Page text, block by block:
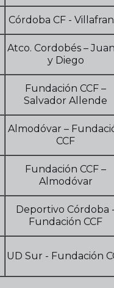
Córdoba CF -
Atco. Cordobés –
y Diego
Fundación CCF –
Salvador Allende
Almodóvar –
CCF
Fundación CCF –
Almodóvar
Deportivo Córdoba -
Fundación CCF
UD Sur - Fundación